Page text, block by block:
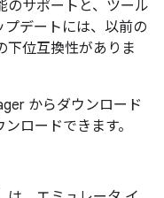
のサポートと、ツール
デートには、以前の
下位互換性がありま
からダウンロード
ロードできます。